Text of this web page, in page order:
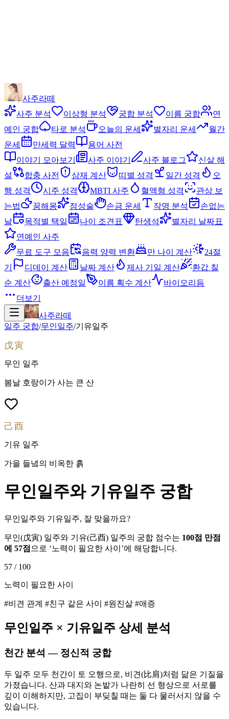
사주라떼
사주 분석
이상형 분석 궁합 분석 이름 궁합
연
예인 궁합
타로 분석 오늘의 운세 별자리 운세
월간
운세
만세력 달력
용어 사전
이야기 모아보기
사주 이야기 사주 블로그
신살 해
설
합충 사전 삼재 계산 띠별 성격 일간 성격
오
행 성격
시주 성격 MBTI 사주 혈액형 성격
관상 보
는법
꿈해몽 점성술 손금 운세 작명 분석
손없는
날
목적별 택일 나이 조견표 탄생석
별자리 날짜표
연예인 사주
무료 도구 모음
음력 양력 변환 만 나이 계산
24절
기
디데이 계산 날짜 계산 제사 기일 계산
환갑 칠
순 계산
출산 예정일 이름 획수 계산
바이오리듬
더보기
사주라떼
일주 궁합/무인일주/기유일주
戊寅
무인 일주
봄날 호랑이가 사는 큰 산
己酉
기유 일주
가을 들녘의 비옥한 흙
무인일주와 기유일주 궁합
무인일주와 기유일주, 잘 맞을까요?
무인(戊寅) 일주와 기유(己酉) 일주의 궁합 점수는 100점 만점
에 57점 으로 ‘노력이 필요한 사이 ’에 해당합니다.
57 / 100
노력이 필요한 사이
#비견 관계 #친구 같은 사이 #원진살 #애증
무인일주 × 기유일주 상세 분석
천간 분석 — 정신적 궁합
두 일주 모두 천간이 토 오행으로, 비견(比肩)처럼 닮은 기질을
가졌습니다. 산과 대지와 논밭가 나란히 선 형상으로 서로를
깊이 이해하지만, 고집이 부딪칠 때는 둘 다 물러서지 않을 수
있습니다.